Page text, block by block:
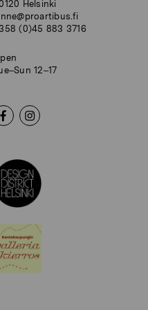
Helsinki
(0)45 883 3716
12–17